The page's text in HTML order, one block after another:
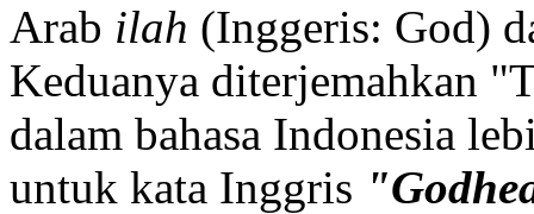
Arab ilah (Inggeris: God)
Keduanya diterjemahkan
dalam bahasa Indonesia
untuk kata Inggris